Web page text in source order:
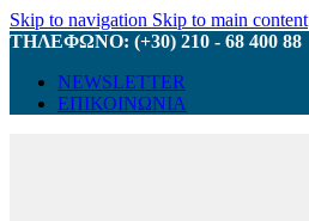
Skip to navigation Skip to main content
ΤΗΛΕΦΩΝΟ: (+30) 210 - 68 400 88
NEWSLETTER
ΕΠΙΚΟΙΝΩΝΙΑ